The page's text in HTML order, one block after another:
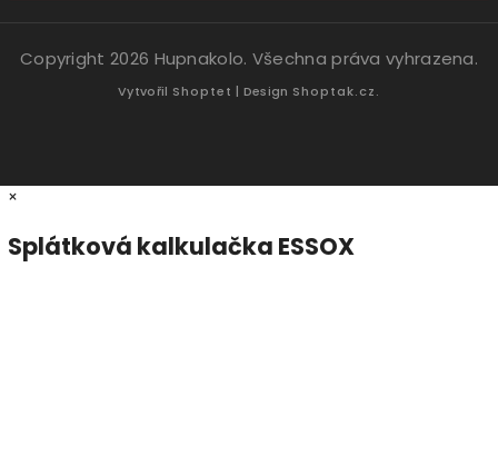
Copyright 2026 Hupnakolo. Všechna práva vyhrazena.
Vytvořil Shoptet | Design Shoptak.cz.
×
Splátková kalkulačka ESSOX